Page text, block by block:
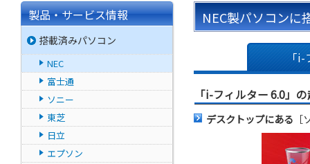
NEC製パソコンに
「
「i-フィルター 6.0」
デスクトップにある
製品・サービス情報
搭載済みパソコン
NEC
富士通
ソニー
東芝
日立
エプソン